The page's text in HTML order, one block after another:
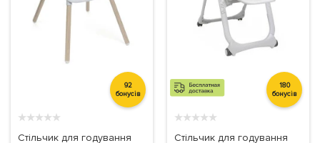
92
бонусів
★★★★★
Стільчик для годування
180
бонусів
★★★★★
Стільчик для годування